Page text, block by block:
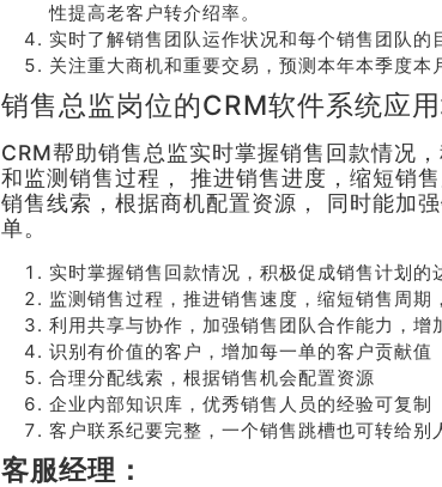
性提高老客户转介绍率。
实时了解销售团队运作状况和每个销售团队的
关注重大商机和重要交易，预测本年本季度本
销售总监岗位的CRM软件系统应用
CRM帮助销售总监实时掌握销售回款情况
和监测销售过程， 推进销售进度，缩短销
销售线索，根据商机配置资源， 同时能加
单。
实时掌握销售回款情况，积极促成销售计划的
监测销售过程，推进销售速度，缩短销售周期
利用共享与协作，加强销售团队合作能力，增
识别有价值的客户，增加每一单的客户贡献值
合理分配线索，根据销售机会配置资源
企业内部知识库，优秀销售人员的经验可复制
客户联系纪要完整，一个销售跳槽也可转给别
客服经理：